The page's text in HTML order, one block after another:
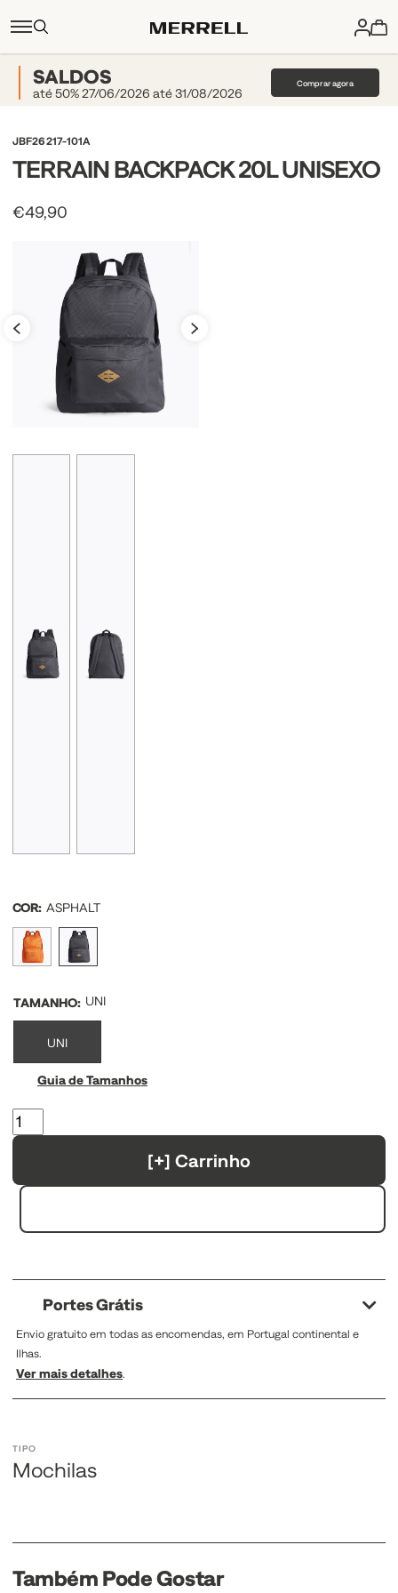
SALDOS
até 50% 27/06/2026 até 31/08/2026
Comprar agora
TIPO
Mochilas
Também Pode Gostar
JBF26217-101A
TERRAIN BACKPACK 20L UNISEXO
€49,90
COR: ASPHALT
TAMANHO: UNI
UNI
Guia de Tamanhos
[+] Carrinho
Portes Grátis
Envio gratuito em todas as encomendas, em Portugal continental e
Ilhas.
Ver mais detalhes.